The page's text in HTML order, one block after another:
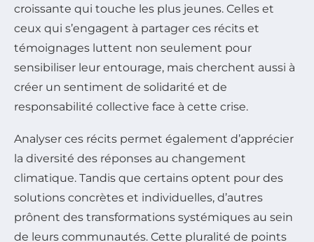
croissante qui touche les plus jeunes. Celles et
ceux qui s’engagent à partager ces récits et
témoignages luttent non seulement pour
sensibiliser leur entourage, mais cherchent aussi à
créer un sentiment de solidarité et de
responsabilité collective face à cette crise.
Analyser ces récits permet également d’apprécier
la diversité des réponses au changement
climatique. Tandis que certains optent pour des
solutions concrètes et individuelles, d’autres
prônent des transformations systémiques au sein
de leurs communautés. Cette pluralité de points